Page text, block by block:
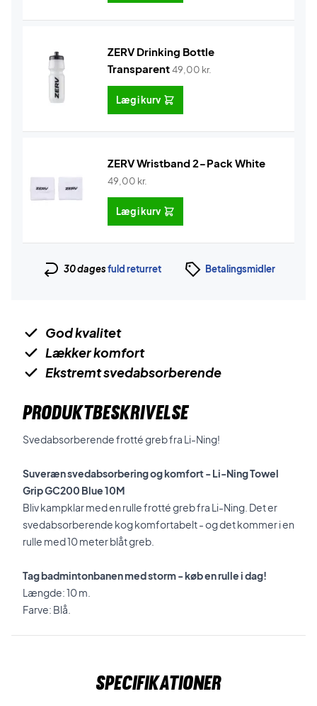
ZERV Drinking Bottle
Transparent49,00 kr.
Læg i kurv
ZERV Wristband 2-Pack White
49,00 kr.
Læg i kurv
30 dagesfuld returret Betalingsmidler
God kvalitet
Lækker komfort
Ekstremt svedabsorberende
PRODUKTBESKRIVELSE
Svedabsorberende frotté greb fra Li-Ning!
Suveræn svedabsorbering og komfort - Li-Ning Towel
Grip GC200 Blue 10M
Bliv kampklar med en rulle frotté greb fra Li-Ning. Det er
svedabsorberende kog komfortabelt - og det kommer i en
rulle med 10 meter blåt greb.
Tag badmintonbanen med storm - køb en rulle i dag!
Længde: 10 m.
Farve: Blå.
Specifikationer